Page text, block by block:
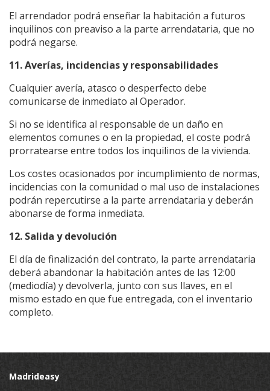
El arrendador podrá enseñar la habitación a futuros
inquilinos con preaviso a la parte arrendataria, que no
podrá negarse.
11. Averías, incidencias y responsabilidades
Cualquier avería, atasco o desperfecto debe
comunicarse de inmediato al Operador.
Si no se identifica al responsable de un daño en
elementos comunes o en la propiedad, el coste podrá
prorratearse entre todos los inquilinos de la vivienda.
Los costes ocasionados por incumplimiento de normas,
incidencias con la comunidad o mal uso de instalaciones
podrán repercutirse a la parte arrendataria y deberán
abonarse de forma inmediata.
12. Salida y devolución
El día de finalización del contrato, la parte arrendataria
deberá abandonar la habitación antes de las 12:00
(mediodía) y devolverla, junto con sus llaves, en el
mismo estado en que fue entregada, con el inventario
completo.
Madrideasy